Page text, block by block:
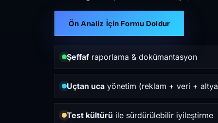
Ön Analiz İçin Formu Doldur
Şeffafraporlama & dokümantasyon
Uçtan uca yönetim (reklam + veri +
Test kültürü ile sürdürülebilir iyileştirme